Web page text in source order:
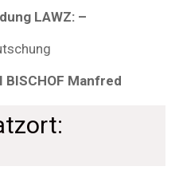
LAWZ: –
Manfred